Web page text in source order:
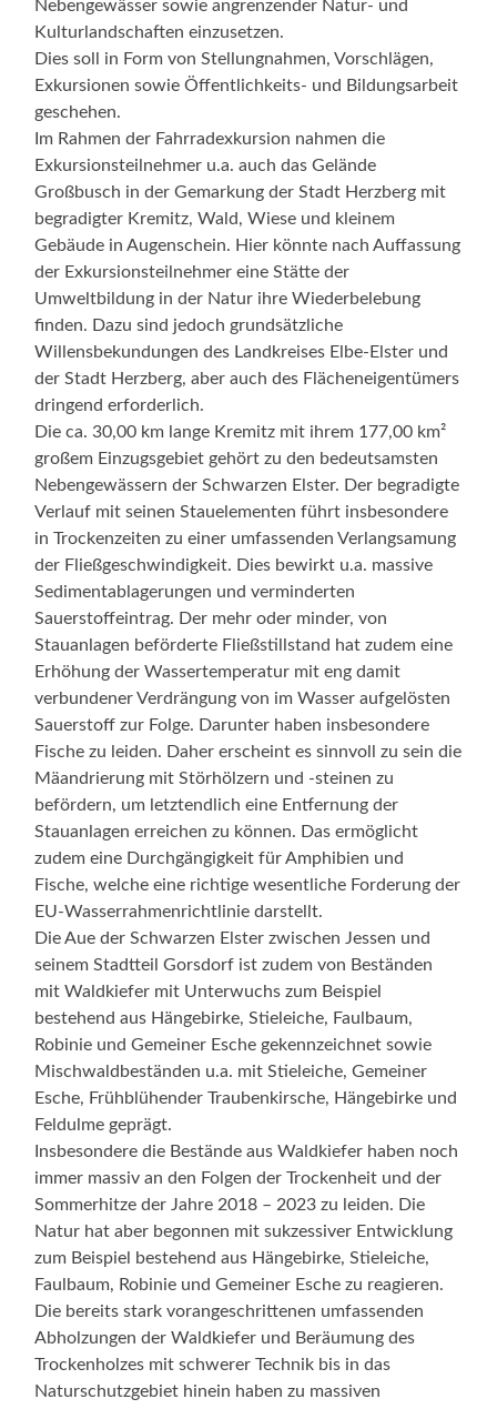
Nebengewässer sowie angrenzender Natur- und
Kulturlandschaften einzusetzen.
Dies soll in Form von Stellungnahmen, Vorschlägen,
Exkursionen sowie Öffentlichkeits- und Bildungsarbeit
geschehen.
Im Rahmen der Fahrradexkursion nahmen die
Exkursionsteilnehmer u.a. auch das Gelände
Großbusch in der Gemarkung der Stadt Herzberg mit
begradigter Kremitz, Wald, Wiese und kleinem
Gebäude in Augenschein. Hier könnte nach Auffassung
der Exkursionsteilnehmer eine Stätte der
Umweltbildung in der Natur ihre Wiederbelebung
finden. Dazu sind jedoch grundsätzliche
Willensbekundungen des Landkreises Elbe-Elster und
der Stadt Herzberg, aber auch des Flächeneigentümers
dringend erforderlich.
Die ca. 30,00 km lange Kremitz mit ihrem 177,00 km²
großem Einzugsgebiet gehört zu den bedeutsamsten
Nebengewässern der Schwarzen Elster. Der begradigte
Verlauf mit seinen Stauelementen führt insbesondere
in Trockenzeiten zu einer umfassenden Verlangsamung
der Fließgeschwindigkeit. Dies bewirkt u.a. massive
Sedimentablagerungen und verminderten
Sauerstoffeintrag. Der mehr oder minder, von
Stauanlagen beförderte Fließstillstand hat zudem eine
Erhöhung der Wassertemperatur mit eng damit
verbundener Verdrängung von im Wasser aufgelösten
Sauerstoff zur Folge. Darunter haben insbesondere
Fische zu leiden. Daher erscheint es sinnvoll zu sein die
Mäandrierung mit Störhölzern und -steinen zu
befördern, um letztendlich eine Entfernung der
Stauanlagen erreichen zu können. Das ermöglicht
zudem eine Durchgängigkeit für Amphibien und
Fische, welche eine richtige wesentliche Forderung der
EU-Wasserrahmenrichtlinie darstellt.
Die Aue der Schwarzen Elster zwischen Jessen und
seinem Stadtteil Gorsdorf ist zudem von Beständen
mit Waldkiefer mit Unterwuchs zum Beispiel
bestehend aus Hängebirke, Stieleiche, Faulbaum,
Robinie und Gemeiner Esche gekennzeichnet sowie
Mischwaldbeständen u.a. mit Stieleiche, Gemeiner
Esche, Frühblühender Traubenkirsche, Hängebirke und
Feldulme geprägt.
Insbesondere die Bestände aus Waldkiefer haben noch
immer massiv an den Folgen der Trockenheit und der
Sommerhitze der Jahre 2018 – 2023 zu leiden. Die
Natur hat aber begonnen mit sukzessiver Entwicklung
zum Beispiel bestehend aus Hängebirke, Stieleiche,
Faulbaum, Robinie und Gemeiner Esche zu reagieren.
Die bereits stark vorangeschrittenen umfassenden
Abholzungen der Waldkiefer und Beräumung des
Trockenholzes mit schwerer Technik bis in das
Naturschutzgebiet hinein haben zu massiven